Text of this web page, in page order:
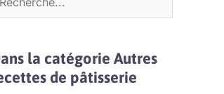
la catégorie Autres
de pâtisserie